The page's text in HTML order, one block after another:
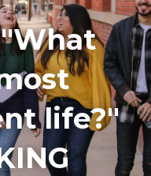
life?"